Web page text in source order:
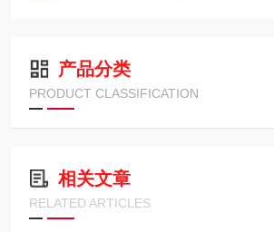
产品分类
PRODUCT CLASSIFICATION
相关文章
RELATED ARTICLES